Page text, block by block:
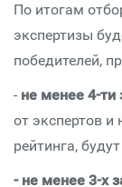
По итогам
экспертизы
победителей,
- не менее 4-ти
от экспертов и
рейтинга,
- не менее 3-х